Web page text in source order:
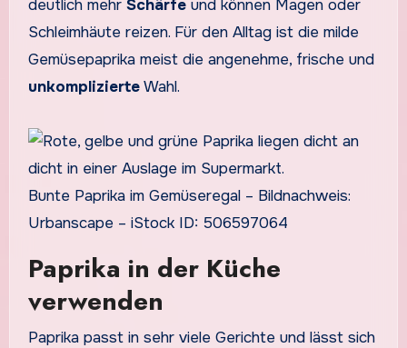
deutlich mehr Schärfeund können Magen oder
Schleimhäute reizen. Für den Alltag ist die milde
Gemüsepaprika meist die angenehme, frische und
unkomplizierteWahl.
Bunte Paprika im Gemüseregal – Bildnachweis:
Urbanscape – iStock ID: 506597064
Paprika in der Küche
verwenden
Paprika passt in sehr viele Gerichte und lässt sich